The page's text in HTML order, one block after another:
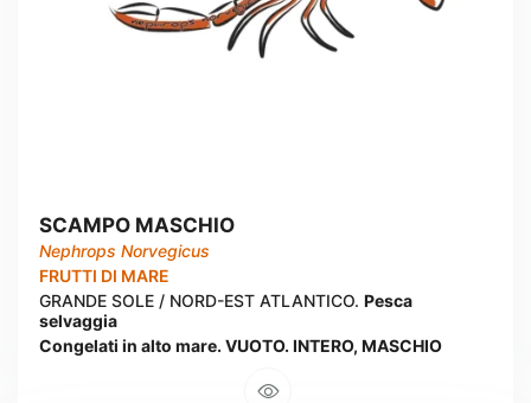
SCAMPO MASCHIO
Nephrops Norvegicus
FRUTTI DI MARE
GRANDE SOLE / NORD-EST ATLANTICO. Pesca
selvaggia
Congelati in alto mare. VUOTO. INTERO, MASCHIO